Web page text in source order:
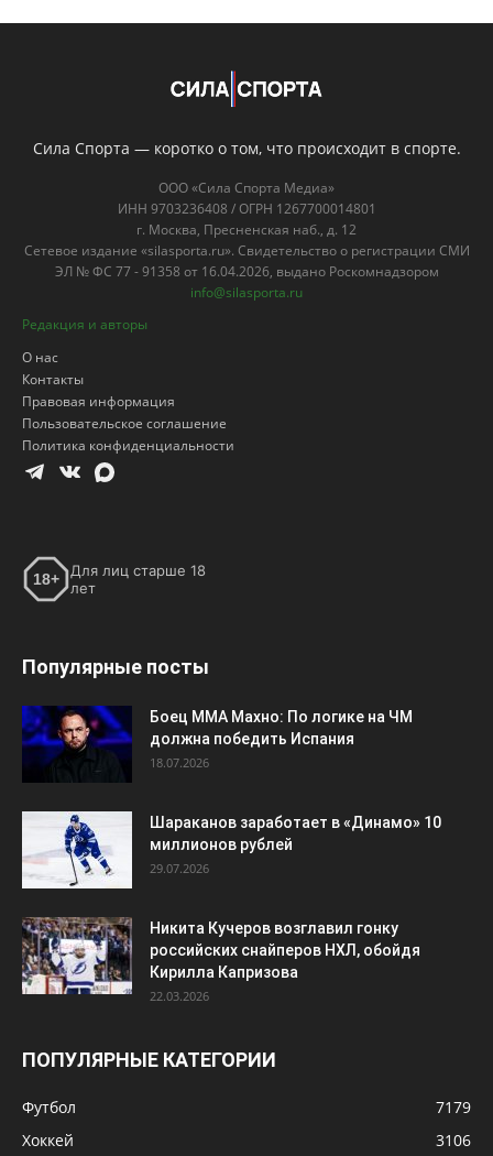
Сила Спорта — коротко о том, что происходит в спорте.
ООО «Сила Спорта Медиа»
ИНН 9703236408 / ОГРН 1267700014801
г. Москва, Пресненская наб., д. 12
Сетевое издание «silasporta.ru». Свидетельство о регистрации СМИ
ЭЛ № ФС 77 - 91358 от 16.04.2026, выдано Роскомнадзором
info@silasporta.ru
Редакция и авторы
О нас
Контакты
Правовая информация
Пользовательское соглашение
Политика конфиденциальности
18+
Для лиц старше 18
лет
Популярные посты
Боец ММА Махно: По логике на ЧМ
должна победить Испания
18.07.2026
Шараканов заработает в «Динамо» 10
миллионов рублей
29.07.2026
Никита Кучеров возглавил гонку
российских снайперов НХЛ, обойдя
Кирилла Капризова
22.03.2026
ПОПУЛЯРНЫЕ КАТЕГОРИИ
Футбол
7179
Хоккей
3106